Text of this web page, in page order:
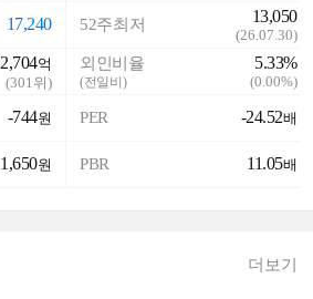
17,240
2,704억
(301위)
-744원
1,650원
52주최저 13,050
(26.07.30)
외인비율
(전일비)
5.33%
(0.00%)
PER -24.52배
PBR 11.05배
더보기